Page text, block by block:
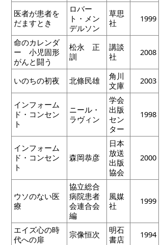
医者が患者を
だますとき
ロバー
ト・メン
デルソン
草思
社
1999
命のカレンダ
ー 小児固形
がんと闘う
松永 正
訓
講談
社
2008
いのちの初夜 北條民雄
角川
文庫
2003
インフォーム
ド・コンセン
ト
ニール・
ラヴィン
学会
出版
セン
ター
1998
インフォーム
ド・コンセン
ト
森岡恭彦
日本
放送
出版
協会
2000
ウソのない医
療
協立総合
病院患者
会連合会
編
風媒
社
1999
エイズ心の時
代への扉
宗像恒次
明石
書店
1994